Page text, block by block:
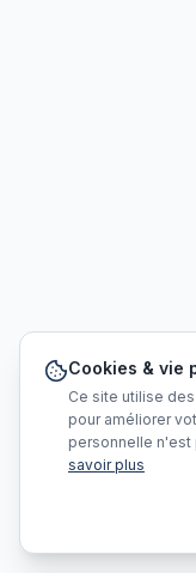
Cookies & vie
Ce site utilise
pour améliorer
personnelle n'est
savoir plus